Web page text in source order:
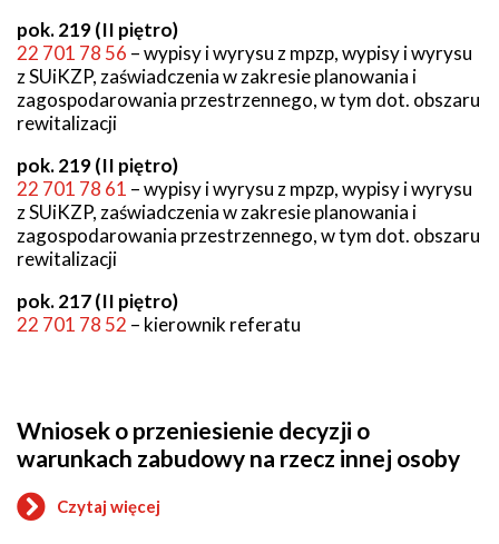
pok. 219 (II piętro)
22 701 78 56 – wypisy i wyrysu z mpzp, wypisy i wyrysu
z SUiKZP, zaświadczenia w zakresie planowania i
zagospodarowania przestrzennego, w tym dot. obszaru
rewitalizacji
pok. 219 (II piętro)
22 701 78 61 – wypisy i wyrysu z mpzp, wypisy i wyrysu
z SUiKZP, zaświadczenia w zakresie planowania i
zagospodarowania przestrzennego, w tym dot. obszaru
rewitalizacji
pok. 217 (II piętro)
22 701 78 52 – kierownik referatu
Wniosek o przeniesienie decyzji o
warunkach zabudowy na rzecz innej osoby
Czytaj więcej
o